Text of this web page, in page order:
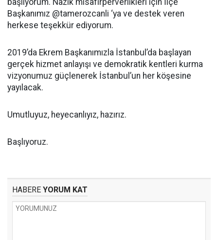
başlıyorum. Nazik misafirperverlikleri için İlçe
Başkanımız @tamerozcanli ‘ya ve destek veren
herkese teşekkür ediyorum.
2019’da Ekrem Başkanımızla İstanbul’da başlayan
gerçek hizmet anlayışı ve demokratik kentleri kurma
vizyonumuz güçlenerek İstanbul’un her köşesine
yayılacak.
Umutluyuz, heyecanlıyız, hazırız.
Başlıyoruz.
HABERE YORUM KAT